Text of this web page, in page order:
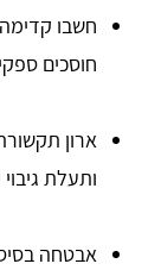
חוסכים
ארון
ותעלת
אבטחה